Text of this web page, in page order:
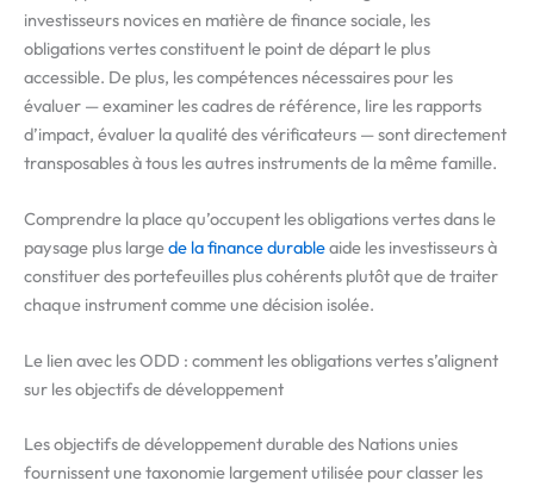
investisseurs novices en matière de finance sociale, les
obligations vertes constituent le point de départ le plus
accessible. De plus, les compétences nécessaires pour les
évaluer — examiner les cadres de référence, lire les rapports
d’impact, évaluer la qualité des vérificateurs — sont directement
transposables à tous les autres instruments de la même famille.
Comprendre la place qu’occupent les obligations vertes dans le
paysage plus largede la finance durableaide les investisseurs à
constituer des portefeuilles plus cohérents plutôt que de traiter
chaque instrument comme une décision isolée.
Le lien avec les ODD : comment les obligations vertes s’alignent
sur les objectifs de développement
Les objectifs de développement durable des Nations unies
fournissent une taxonomie largement utilisée pour classer les